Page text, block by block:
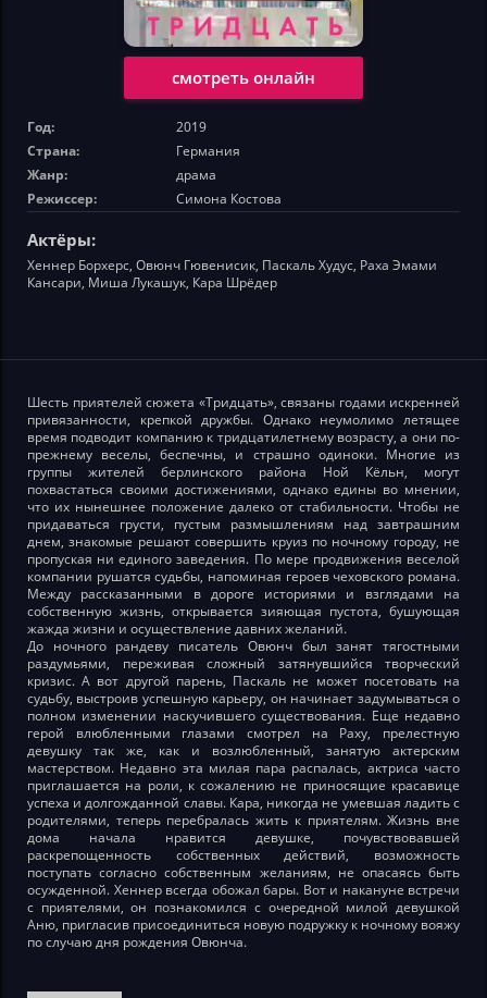
смотреть онлайн
Год:
2019
Страна:
Германия
Жанр:
драма
Режиссер:
Симона Костова
Актёры:
Хеннер Борхерс, Овюнч Гювенисик, Паскаль Худус, Раха Эмами
Кансари, Миша Лукашук, Кара Шрёдер
Шесть приятелей сюжета «Тридцать», связаны годами искренней
привязанности, крепкой дружбы. Однако неумолимо летящее
время подводит компанию к тридцатилетнему возрасту, а они по-
прежнему веселы, беспечны, и страшно одиноки. Многие из
группы жителей берлинского района Ной Кёльн, могут
похвастаться своими достижениями, однако едины во мнении,
что их нынешнее положение далеко от стабильности. Чтобы не
придаваться грусти, пустым размышлениям над завтрашним
днем, знакомые решают совершить круиз по ночному городу, не
пропуская ни единого заведения. По мере продвижения веселой
компании рушатся судьбы, напоминая героев чеховского романа.
Между рассказанными в дороге историями и взглядами на
собственную жизнь, открывается зияющая пустота, бушующая
жажда жизни и осуществление давних желаний.
До ночного рандеву писатель Овюнч был занят тягостными
раздумьями, переживая сложный затянувшийся творческий
кризис. А вот другой парень, Паскаль не может посетовать на
судьбу, выстроив успешную карьеру, он начинает задумываться о
полном изменении наскучившего существования. Еще недавно
герой влюбленными глазами смотрел на Раху, прелестную
девушку так же, как и возлюбленный, занятую актерским
мастерством. Недавно эта милая пара распалась, актриса часто
приглашается на роли, к сожалению не приносящие красавице
успеха и долгожданной славы. Кара, никогда не умевшая ладить с
родителями, теперь перебралась жить к приятелям. Жизнь вне
дома начала нравится девушке, почувствовавшей
раскрепощенность собственных действий, возможность
поступать согласно собственным желаниям, не опасаясь быть
осужденной. Хеннер всегда обожал бары. Вот и накануне встречи
с приятелями, он познакомился с очередной милой девушкой
Аню, пригласив присоединиться новую подружку к ночному вояжу
по случаю дня рождения Овюнча.